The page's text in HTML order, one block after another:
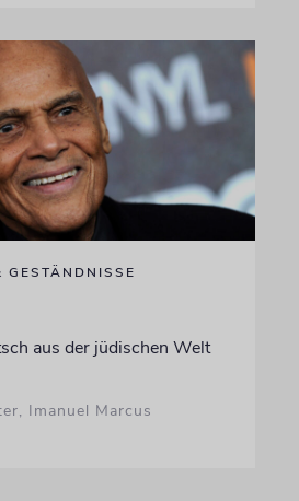
GESTÄNDNISSE
aus der jüdischen Welt
Imanuel Marcus